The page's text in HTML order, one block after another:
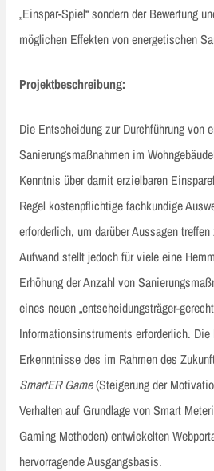
„Einspar-Spiel“ sondern der Bewertung
möglichen Effekten von energetischen
Projektbeschreibung:
Die Entscheidung zur Durchführung von
Sanierungsmaßnahmen im
Kenntnis über damit erzielbaren
Regel kostenpflichtige fachkundige
erforderlich, um darüber Aussagen
Aufwand stellt jedoch für viele eine
Erhöhung der Anzahl von
eines neuen „entscheidungsträger-
Informationsinstruments erforderlich.
Erkenntnisse des im Rahmen des
SmartER Game(Steigerung der
Verhalten auf Grundlage von Smart
Gaming Methoden) entwickelten
hervorragende Ausgangsbasis.